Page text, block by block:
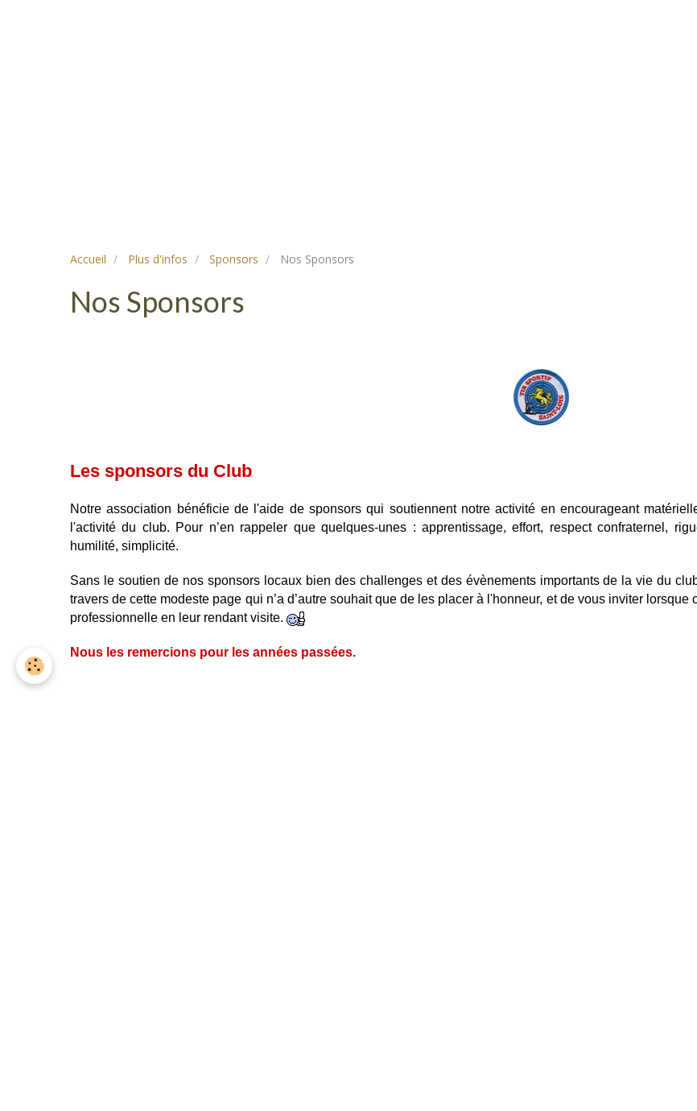
Accueil Plus d'infos Sponsors Nos Sponsors
Nos Sponsors
Les sponsors du Club
Notre association bénéficie de l'aide de sponsors qui soutiennent notre activité en encourageant
l'activité du club. Pour n’en rappeler que quelques-unes : apprentissage, effort, respect confraternel,
humilité, simplicité.
Sans le soutien de nos sponsors locaux bien des challenges et des évènements importants de la vie du
travers de cette modeste page qui n’a d’autre souhait que de les placer à l'honneur, et de vous inviter
professionnelle en leur rendant visite.
Nous les remercions pour les années passées.